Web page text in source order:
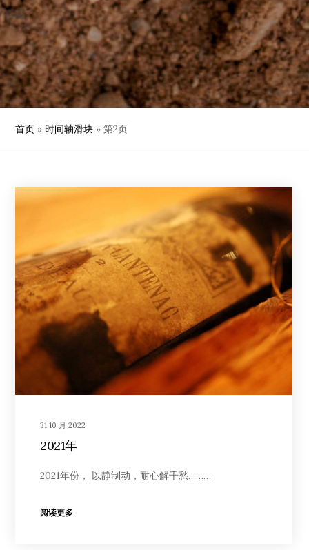
首页 » 时间轴滑块 »第2页
31 10 月 2022
2021年
2021年份， 以静制动，耐心解千愁………
阅读更多